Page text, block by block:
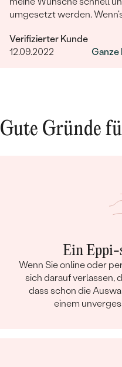
umgesetzt werden.
ist Eppi meine Empfehlung!
Verifizierter Kunde
12.09.2022
Gute Gründe
Ein Eppi-
Wenn Sie online oder
sich darauf verlassen,
dass schon die
einem